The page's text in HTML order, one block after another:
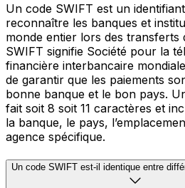
Un code SWIFT est un
reconnaître les banques et
monde entier lors des transferts
SWIFT signifie Société pour la
financière interbancaire
de garantir que les paiements
bonne banque et le bon pays.
fait soit 8 soit 11 caractères et
la banque, le pays,
agence spécifique.
Un code SWIFT est-il identique entre